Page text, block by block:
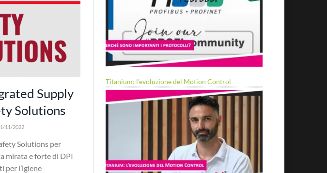
Supply
Solutions
11/2022
Solutions per
mirata e forte di DPI
per l’igiene
Titanium: l’evoluzione del Motion Control